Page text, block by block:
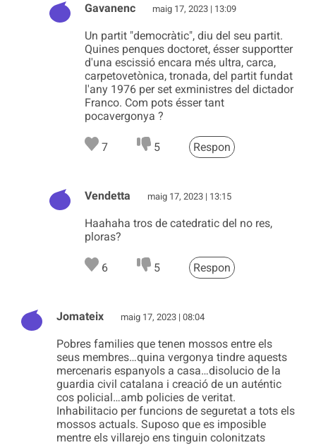
Gavanenc maig 17, 2023 | 13:09
Un partit "democràtic", diu del seu partit.
Quines penques doctoret, ésser supportter
d'una escissió encara més ultra, carca,
carpetovetònica, tronada, del partit fundat
l'any 1976 per set exministres del dictador
Franco. Com pots ésser tant
pocavergonya ?
7 5 Respon
Vendetta maig 17, 2023 | 13:15
Haahaha tros de catedratic del no res,
ploras?
6 5 Respon
Jomateix maig 17, 2023 | 08:04
Pobres families que tenen mossos entre els
seus membres…quina vergonya tindre aquests
mercenaris espanyols a casa…disolucio de la
guardia civil catalana i creació de un auténtic
cos policial…amb policies de veritat.
Inhabilitacio per funcions de seguretat a tots els
mossos actuals. Suposo que es imposible
mentre els villarejo ens tinguin colonitzats